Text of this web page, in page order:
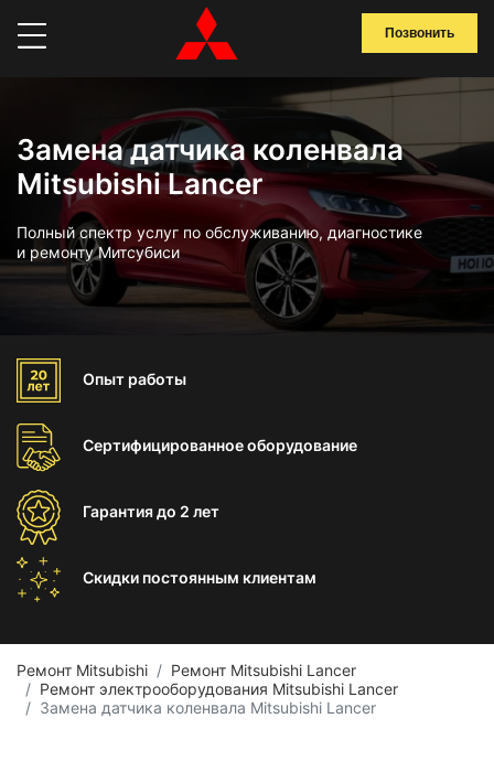
Позвонить
Замена датчика коленвала
Mitsubishi Lancer
Полный спектр услуг по обслуживанию, диагностике
и ремонту Митсубиси
Опыт работы
Сертифицированноеоборудование
Гарантиядо 2 лет
Скидки постоянным клиентам
Ремонт Mitsubishi
Ремонт Mitsubishi Lancer
Ремонт электрооборудования Mitsubishi Lancer
Замена датчика коленвала Mitsubishi Lancer